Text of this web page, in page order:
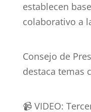
establecen
colaborativo a
Consejo de
destaca temas
📹 VIDEO: